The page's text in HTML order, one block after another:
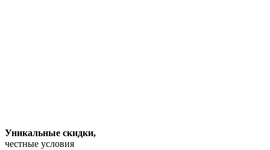
Уникальные скидки,
честные условия